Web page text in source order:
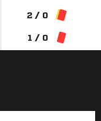
2 / 0
1 / 0